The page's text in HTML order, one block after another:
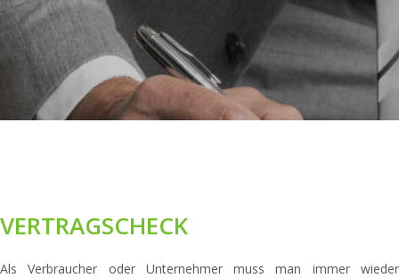
VERTRAGSCHECK
Als Verbraucher oder Unternehmer muss man immer wieder